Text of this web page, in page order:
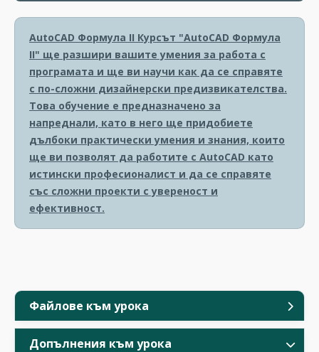
Файлове към урока
Допълнения към урока
AutoCAD Формула II Курсът "AutoCAD Формула
II" ще разшири вашите умения за работа с
програмата и ще ви научи как да се справяте
с по-сложни дизайнерски предизвикателства.
Това обучение е предназначено за
напреднали, като в него ще придобиете
дълбоки практически умения и знания, които
ще ви позволят да работите с AutoCAD като
истински професионалист и да се справяте
със сложни проекти с увереност и
ефективност.